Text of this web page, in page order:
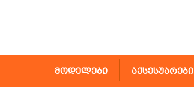
მოდელები აქსესუარები